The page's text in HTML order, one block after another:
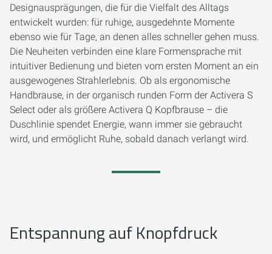
Designausprägungen, die für die Vielfalt des Alltags
entwickelt wurden: für ruhige, ausgedehnte Momente
ebenso wie für Tage, an denen alles schneller gehen muss.
Die Neuheiten verbinden eine klare Formensprache mit
intuitiver Bedienung und bieten vom ersten Moment an ein
ausgewogenes Strahlerlebnis. Ob als ergonomische
Handbrause, in der organisch runden Form der Activera S
Select oder als größere Activera Q Kopfbrause – die
Duschlinie spendet Energie, wann immer sie gebraucht
wird, und ermöglicht Ruhe, sobald danach verlangt wird.
Entspannung auf Knopfdruck